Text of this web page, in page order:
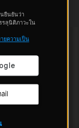
ยืนยันว่า
รลุนิติภาวะใน
ยความเป็น